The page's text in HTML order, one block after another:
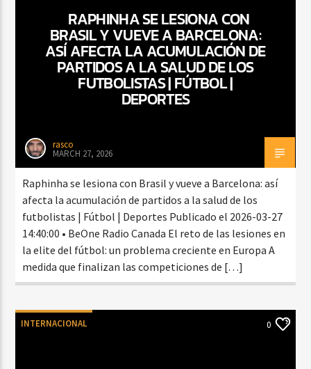
RAPHINHA SE LESIONA CON
BRASIL Y VUEVE A BARCELONA:
ASÍ AFECTA LA ACUMULACIÓN DE
PARTIDOS A LA SALUD DE LOS
FUTBOLISTAS | FÚTBOL |
DEPORTES
rasco
MARCH 27, 2026
Raphinha se lesiona con Brasil y vueve a Barcelona: así
afecta la acumulación de partidos a la salud de los
futbolistas | Fútbol | Deportes Publicado el 2026-03-27
14:40:00 • BeOne Radio Canada El reto de las lesiones en
la elite del fútbol: un problema creciente en Europa A
medida que finalizan las competiciones de […]
INTERNACIONAL 0